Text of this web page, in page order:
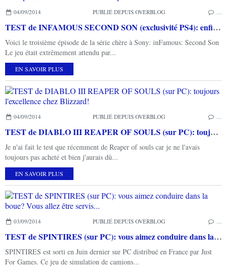
04/09/2014 PUBLIÉ DEPUIS OVERBLOG …
TEST de INFAMOUS SECOND SON (exclusivité PS4): enfin les capacités de la PS4 sont bien exploitées...
Voici le troisième épisode de la série chère à Sony: inFamous: Second Son
Le jeu était extrêmement attendu par...
EN SAVOIR PLUS
04/09/2014 PUBLIÉ DEPUIS OVERBLOG …
TEST de DIABLO III REAPER OF SOULS (sur PC): toujours l'excellence chez Blizzard!
Je n'ai fait le test que récemment de Reaper of souls car je ne l'avais
toujours pas acheté et bien j'aurais dû...
EN SAVOIR PLUS
03/09/2014 PUBLIÉ DEPUIS OVERBLOG …
TEST de SPINTIRES (sur PC): vous aimez conduire dans la boue? Vous allez être servis...
SPINTIRES est sorti en Juin dernier sur PC distribué en France par Just
For Games. Ce jeu de simulation de camions...